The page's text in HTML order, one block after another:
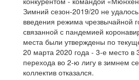
Зимний сезон-2019/20 не удалось
введения режима чрезвычайной
связанной с пандемией
места были утверждены по
20 марта 2020 года - 3-е место в
перехода во 2-ю лигу в зимнем
коллектив отказался.